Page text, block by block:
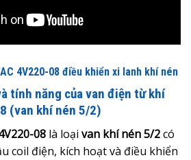
4V220-08 điều khiển xi lanh khí nén
tính năng của van điện từ khí
(van khí nén 5/2)
08 là loại van khí nén 5/2có
coil điện, kích hoạt và điều khiển